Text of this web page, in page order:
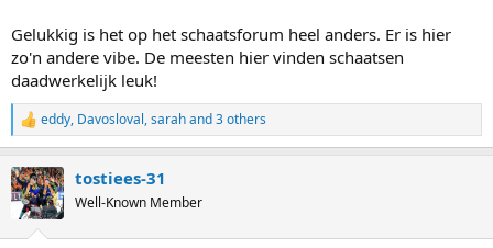
Gelukkig is het op het schaatsforum heel anders. Er is hier
zo'n andere vibe. De meesten hier vinden schaatsen
daadwerkelijk leuk!
R
e
c
t
i
eddy, Davosloval,sarahand 3 others
tostiees-31
Well-Known Member